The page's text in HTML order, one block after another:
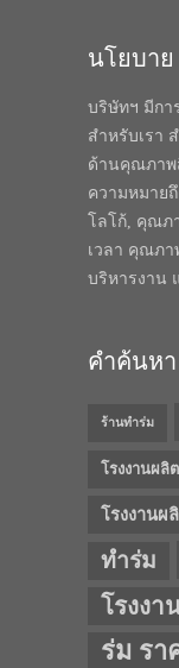
นโยบาย
บริษัทฯ มีกา
สำหรับเรา
ด้านคุณภาพ
ความหมาย
โลโก้, คุณภ
เวลา คุณภ
บริหารงาน
คำค้นหา
ร้านทำร่ม
โรงงานผลิ
โรงงานผ
ทำร่ม
โรงงา
ร่ม รา